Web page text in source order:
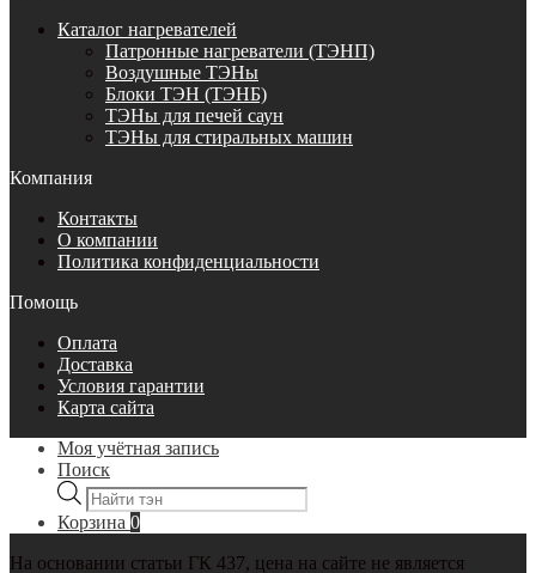
Каталог нагревателей
Патронные нагреватели (ТЭНП)
Воздушные ТЭНы
Блоки ТЭН (ТЭНБ)
ТЭНы для печей саун
ТЭНы для стиральных машин
Компания
Контакты
О компании
Политика конфиденциальности
Помощь
Оплата
Доставка
Условия гарантии
Карта сайта
Моя учётная запись
Поиск
Поиск
товаров
Корзина 0
На основании статьи ГК 437, цена на сайте не является